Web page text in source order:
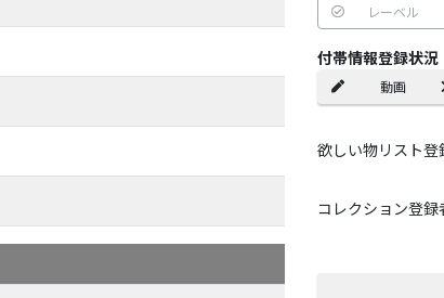
レーベル
付帯情報登録状況
動画
欲しい物リスト登
コレクション登録